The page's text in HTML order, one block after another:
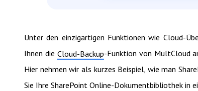
Unter den einzigartigen Funktionen wie Cloud-
Ihnen die Cloud-Backup-Funktion von MultCloud
Hier nehmen wir als kurzes Beispiel, wie man
Sie Ihre SharePoint Online-Dokumentbibliothek in